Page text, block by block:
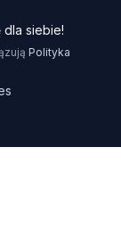
siebie!
Polityka